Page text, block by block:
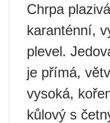
Chrpa
karanténní,
plevel.
je přímá,
vysoká,
kůlový s